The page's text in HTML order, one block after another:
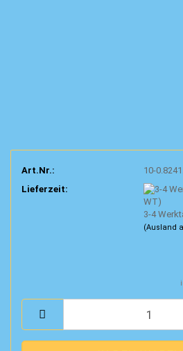
Art.Nr.:
10-
Lieferzeit:
3-4
(Ausland